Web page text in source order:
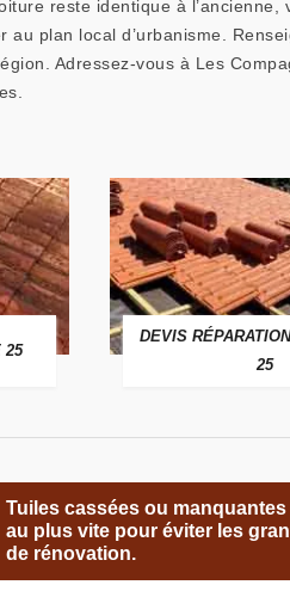
reste identique à l’ancienne,
plan local d’urbanisme.
Adressez-vous à Les
25
DEVIS
25
Tuiles cassées ou
au plus vite pour éviter les
de rénovation.